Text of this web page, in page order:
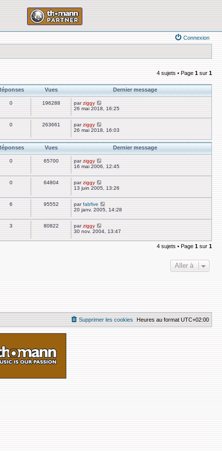
Connexion
4 sujets • Page 1 sur 1
Vues Dernier message
0 196288 parziggy
26 mai 2018, 16:25
0 263661 parziggy
26 mai 2018, 16:03
Vues Dernier message
0 65700 parziggy
16 mai 2006, 12:45
0 64804 parziggy
13 juin 2005, 13:26
6 95552 parfabfive
20 janv. 2005, 14:28
3 80822 parziggy
30 nov. 2004, 13:47
4 sujets • Page 1 sur 1
Aller à
Heures au format UTC+02:00
Supprimer les cookies